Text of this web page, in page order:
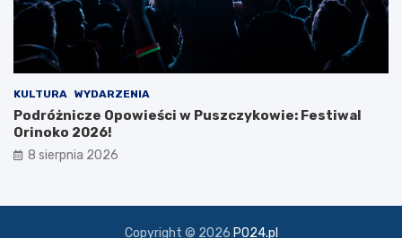
KULTURA WYDARZENIA
Podróżnicze Opowieści w Puszczykowie: Festiwal
Orinoko 2026!
8 sierpnia 2026
Copyright © 2026 PO24.pl